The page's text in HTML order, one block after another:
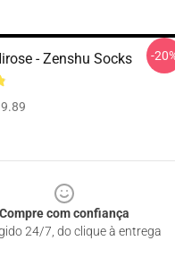
- Zenshu Socks -
Compre com confiança
24/7, do clique à entrega